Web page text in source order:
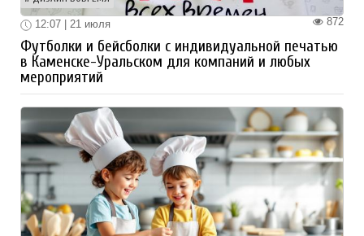
872
12:07 | 21 июля
Футболки и бейсболки с индивидуальной печатью
в Каменске-Уральском для компаний и любых
мероприятий